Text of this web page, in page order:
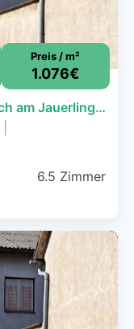
Preis / m²
1.076€
Bauernhaus zum Kauf - Maria Laach am Jauerling - 198.000 € - 6,5 Zimmer, 184 m², 1.255 m² Grundstück
6.5 Zimmer